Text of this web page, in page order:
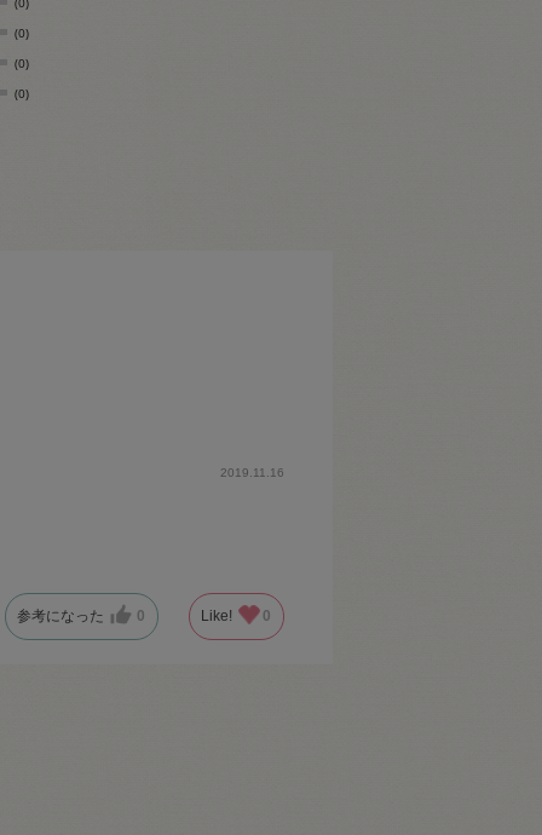
(0)
(0)
(0)
2019.11.16
参考になった 0 Like! 0